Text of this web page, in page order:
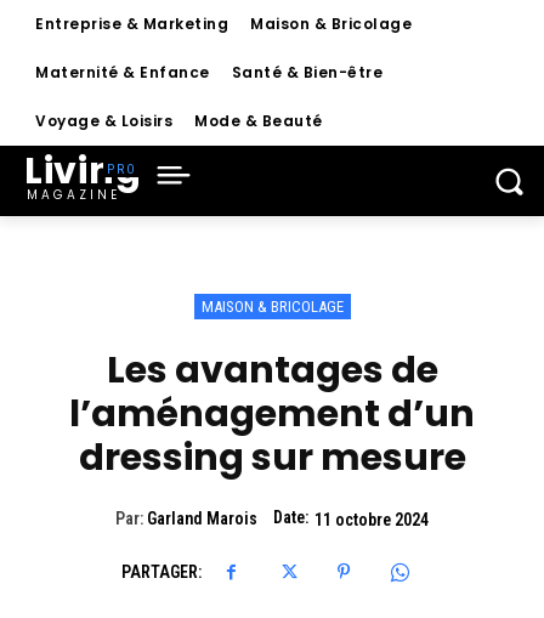
Entreprise & Marketing Maison & Bricolage
Maternité & Enfance Santé & Bien-être
Voyage & Loisirs Mode & Beauté
Living
MAGAZINE
MAISON & BRICOLAGE
Les avantages de
l’aménagement d’un
dressing sur mesure
Par: Garland Marois Date: 11 octobre 2024
PARTAGER: